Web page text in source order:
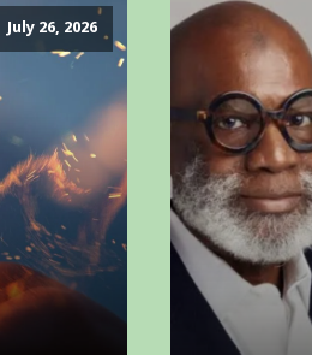
July 26, 2026